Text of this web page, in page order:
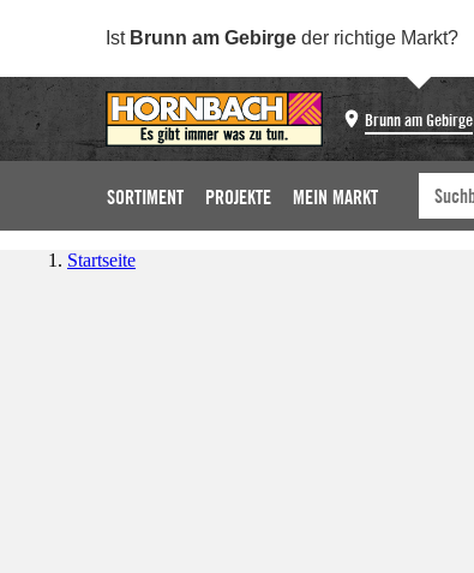
Ist Brunn am Gebirge der richtige Markt?
Brunn am Gebirge
SORTIMENT PROJEKTE MEIN MARKT
Startseite